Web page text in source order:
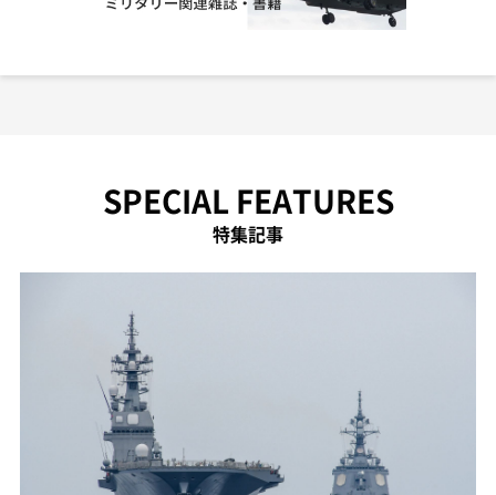
SPECIAL FEATURES
特集記事